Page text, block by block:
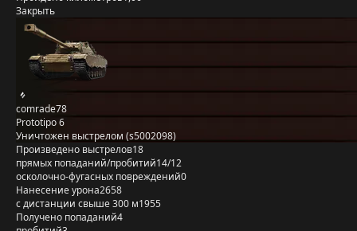
Закрыть
comrade78
Prototipo 6
Уничтожен выстрелом (s5002098)
Произведено выстрелов18
прямых попаданий/пробитий14/12
осколочно-фугасных повреждений0
Нанесение урона2658
с дистанции свыше 300 м1955
Получено попаданий4